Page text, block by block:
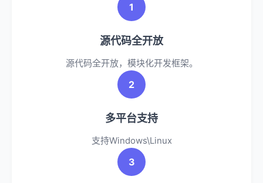
1
源代码全开放
源代码全开放，模块化开发框架。
2
多平台支持
支持Windows\Linux
3